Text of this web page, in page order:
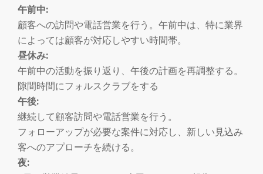
午前中:
顧客への訪問や電話営業を行う。午前中は、特に業界
によっては顧客が対応しやすい時間帯。
昼休み:
午前中の活動を振り返り、午後の計画を再調整する。
隙間時間にフォルスクラブをする
午後:
継続して顧客訪問や電話営業を行う。
フォローアップが必要な案件に対応し、新しい見込み
客へのアプローチを続ける。
夜: